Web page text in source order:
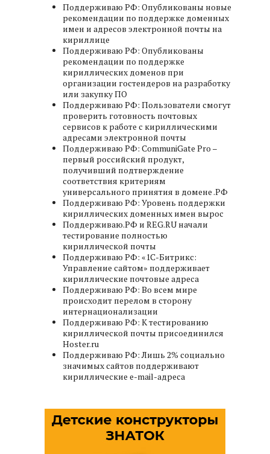
Поддерживаю РФ: Опубликованы новые
рекомендации по поддержке доменных
имен и адресов электронной почты на
кириллице
Поддерживаю РФ: Опубликованы
рекомендации по поддержке
кириллических доменов при
организации гостендеров на разработку
или закупку ПО
Поддерживаю РФ: Пользователи смогут
проверить готовность почтовых
сервисов к работе с кириллическими
адресами электронной почты
Поддерживаю РФ: CommuniGate Pro –
первый российский продукт,
получивший подтверждение
соответствия критериям
универсального принятия в домене .РФ
Поддерживаю РФ: Уровень поддержки
кириллических доменных имен вырос
Поддерживаю.РФ и REG.RU начали
тестирование полностью
кириллической почты
Поддерживаю РФ: «1C-Битрикс:
Управление сайтом» поддерживает
кириллические почтовые адреса
Поддерживаю РФ: Во всем мире
происходит перелом в сторону
интернационализации
Поддерживаю РФ: К тестированию
кириллической почты присоединился
Hoster.ru
Поддерживаю РФ: Лишь 2% социально
значимых сайтов поддерживают
кириллические e-mail-адреса